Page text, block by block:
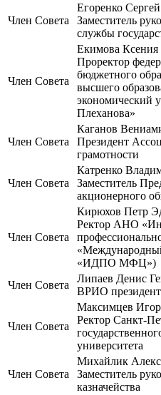
Член Совета
Егоренко
Заместитель
службы
Член Совета
Екимова Ксения
Проректор
бюджетного
высшего
экономический
Плеханова»
Член Совета
Каганов
Президент
грамотности
Член Совета
Катренко
Заместитель
акционерного
Член Совета
Кирюхов Петр
Ректор АНО
«ИДПО МФЦ»)
Член Совета
Липаев Денис
ВРИО
Член Совета
Максимцев
Ректор Санкт-
университета
Член Совета
Михайлик
Заместитель
казначейства